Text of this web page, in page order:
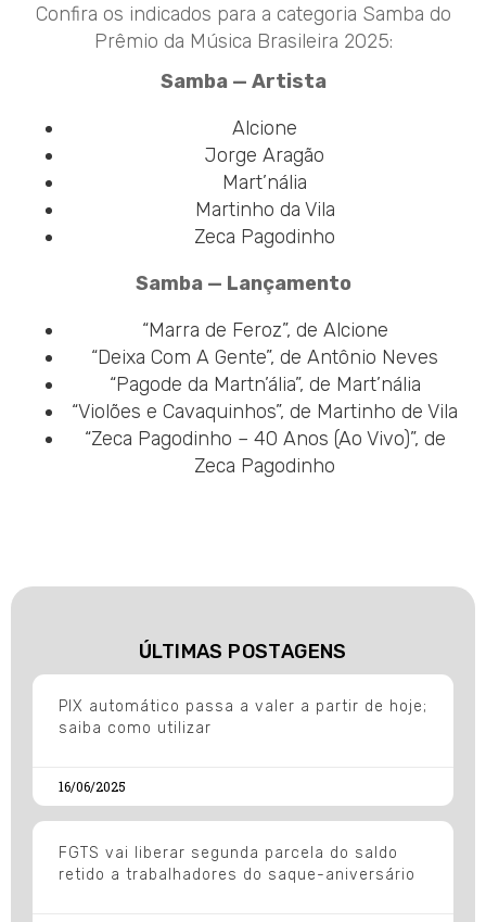
Confira os indicados para a categoria Samba do
Prêmio da Música Brasileira 2025:
Samba — Artista
Alcione
Jorge Aragão
Mart’nália
Martinho da Vila
Zeca Pagodinho
Samba — Lançamento
“Marra de Feroz”, de Alcione
“Deixa Com A Gente”, de Antônio Neves
“Pagode da Martn’ália”, de Mart’nália
“Violões e Cavaquinhos”, de Martinho de Vila
“Zeca Pagodinho – 40 Anos (Ao Vivo)”, de
Zeca Pagodinho
ÚLTIMAS POSTAGENS
PIX automático passa a valer a partir de hoje;
saiba como utilizar
16/06/2025
FGTS vai liberar segunda parcela do saldo
retido a trabalhadores do saque-aniversário